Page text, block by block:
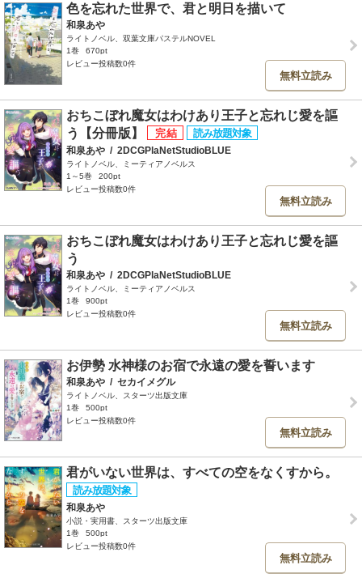
色を忘れた世界で、君と明日を描いて
和泉あや
ライトノベル、双葉文庫パステルNOVEL
1巻
670pt
レビュー投稿数0件
無料立読み
おちこぼれ魔女はわけあり王子と忘れじ愛を謳
う【分冊版】
和泉あや / 2DCGPlaNetStudioBLUE
ライトノベル、ミーティアノベルス
1～5巻
200pt
レビュー投稿数0件
無料立読み
おちこぼれ魔女はわけあり王子と忘れじ愛を謳
う
和泉あや / 2DCGPlaNetStudioBLUE
ライトノベル、ミーティアノベルス
1巻
900pt
レビュー投稿数0件
無料立読み
お伊勢 水神様のお宿で永遠の愛を誓います
和泉あや / セカイメグル
ライトノベル、スターツ出版文庫
1巻
500pt
レビュー投稿数0件
無料立読み
君がいない世界は、すべての空をなくすから。
和泉あや
小説・実用書、スターツ出版文庫
1巻
500pt
レビュー投稿数0件
無料立読み